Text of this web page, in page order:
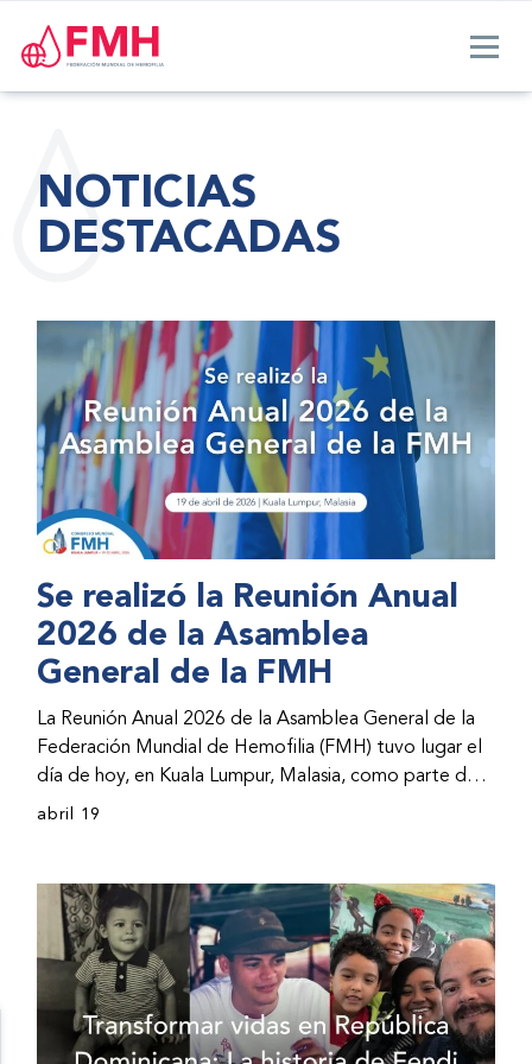
NOTICIAS
DESTACADAS
Se realizó la Reunión Anual
2026 de la Asamblea
General de la FMH
La Reunión Anual 2026 de la Asamblea General de la
Federación Mundial de Hemofilia (FMH) tuvo lugar el
día de hoy, en Kuala Lumpur, Malasia, como parte del
Congreso Mundial 2026 de la FMH. La reunión abarcó
avances por parte de la dirección de la FMH. Al
evento asistieron representantes de las organizaciones
nacionales miembros (ONM) de la FMH y otras partes
interesadas.
abril 19